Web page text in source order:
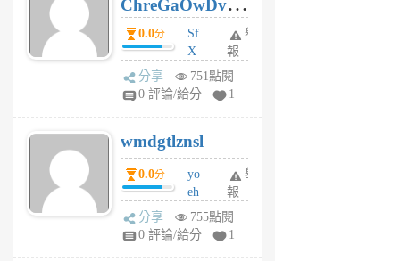
前
ChreGaOwDv
dY0.0分
Sf
X
Pe
Jc
R
P
m
v
A
V
舉
報
分享
751點閱
0 評論/給分
1
wmdgtlznsl
0.0分
yo
eh
ld
gy
舉
報
分享
755點閱
0 評論/給分
1